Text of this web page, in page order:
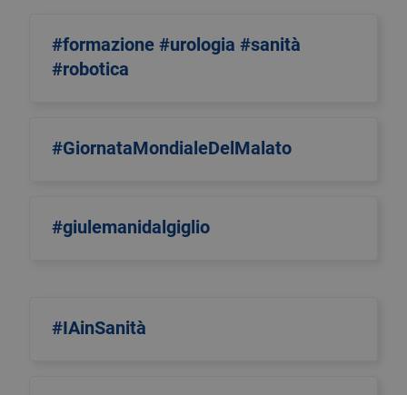
#formazione #urologia #sanità
#robotica
#GiornataMondialeDelMalato
#giulemanidalgiglio
#IAinSanità